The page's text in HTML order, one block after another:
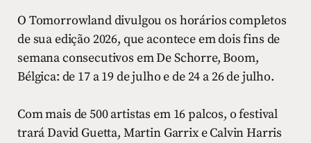
O Tomorrowland divulgou os horários completos
de sua edição 2026, que acontece em dois fins de
semana consecutivos em De Schorre, Boom,
Bélgica: de 17 a 19 de julho e de 24 a 26 de julho.
Com mais de 500 artistas em 16 palcos, o festival
trará David Guetta, Martin Garrix e Calvin Harris